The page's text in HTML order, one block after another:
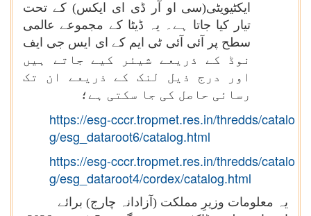
ایکٹیویٹی(سی او آر ڈی ای ایکس) کے تحت
تیار کیا جاتا ہے۔ یہ ڈیٹا کے مجموعے عالمی
سطح پر آئی آئی ٹی ایم کے ای ایس جی ایف
نوڈ کے ذریعے شیئر کیے جاتے ہیں
اور درج ذیل لنک کے ذریعے ان تک
رسائی حاصل کی جا سکتی ہے؛
https://esg-cccr.tropmet.res.in/thredds/catalo
g/esg_dataroot6/catalog.html
https://esg-cccr.tropmet.res.in/thredds/catalo
g/esg_dataroot4/cordex/catalog.html
یہ معلومات وزیرِ مملکت (آزادانہ چارج) برائے